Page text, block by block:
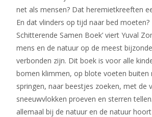
net als mensen? Dat heremietkreeften
En dat vlinders op tijd naar bed moeten?
Schitterende Samen Boek’ viert Yuval
mens en de natuur op de meest
verbonden zijn. Dit boek is voor alle
bomen klimmen, op blote voeten buiten
springen, naar beestjes zoeken, met de
sneeuwvlokken proeven en sterren
allemaal bij de natuur en de natuur